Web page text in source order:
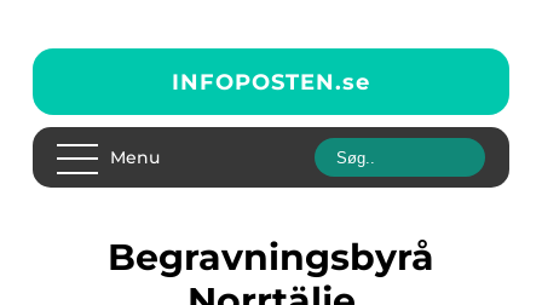
INFOPOSTEN.se
Menu
begravningsbyrå